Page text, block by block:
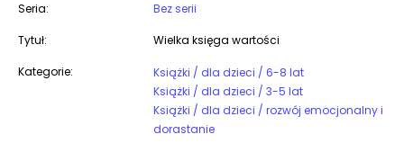
Seria:
Bez serii
Tytuł: Wielka księga wartości
Kategorie:
Książki / dla dzieci / 6-8 lat
Książki / dla dzieci / 3-5 lat
Książki / dla dzieci / rozwój emocjonalny i
dorastanie